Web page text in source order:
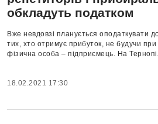
обкладуть податком
Вже невдовзі планується оподаткувати
тих, хто отримує прибуток, не будучи
фізична особа – підприємець. На
18.02.2021 17:30